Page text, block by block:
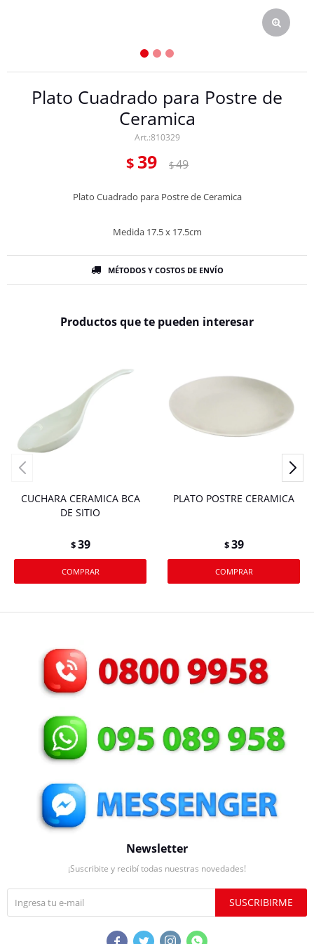
Plato Cuadrado para Postre de
Ceramica
810329
$ 39 $49
Plato Cuadrado para Postre de Ceramica
Medida 17.5 x 17.5cm
MÉTODOS Y COSTOS DE ENVÍO
Productos que te pueden interesar
CUCHARA CERAMICA BCA
DE SITIO
$39
PLATO POSTRE CERAMICA
$39
Newsletter
¡Suscribite y recibí todas nuestras novedades!
SUSCRIBIRME
   